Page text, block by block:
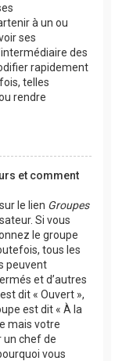
à un ou
ses
des
rapidement
telles
rendre
et comment
le lien Groupes
Si vous
le groupe
tous les
peuvent
et d’autres
dit « Ouvert »,
est dit « À la
mais votre
un chef de
vous